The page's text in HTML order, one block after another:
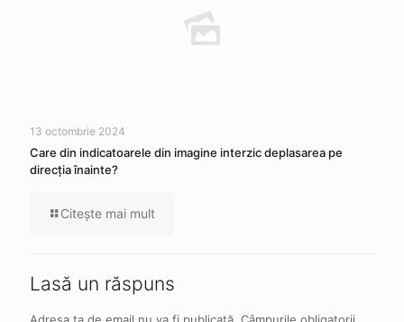
13 octombrie 2024
Care din indicatoarele din imagine interzic deplasarea pe
direcția înainte?
Citeşte mai mult
Lasă un răspuns